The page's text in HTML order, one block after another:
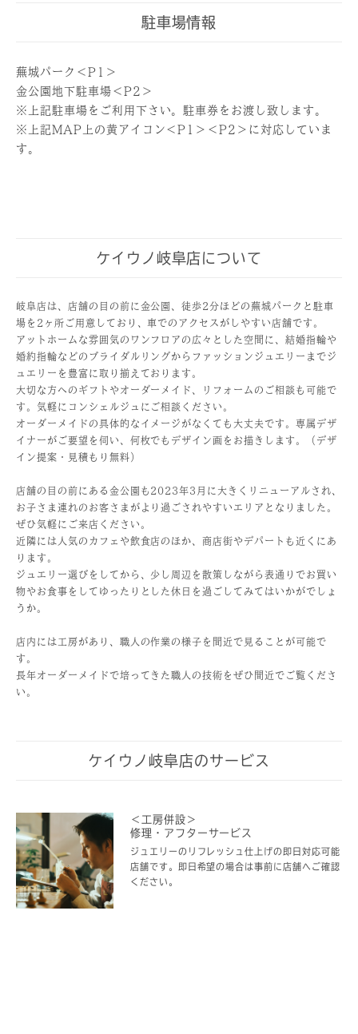
駐車場情報
蕪城パーク＜P1＞
金公園地下駐車場＜P2＞
※上記駐車場をご利用下さい。駐車券をお渡し致します。
※上記MAP上の黄アイコン＜P1＞＜P2＞に対応していま
す。
ケイウノ岐阜店について
岐阜店は、店舗の目の前に金公園、徒歩2分ほどの蕪城パークと駐車
場を2ヶ所ご用意しており、車でのアクセスがしやすい店舗です。
アットホームな雰囲気のワンフロアの広々とした空間に、結婚指輪や
婚約指輪などのブライダルリングからファッションジュエリーまでジ
ュエリーを豊富に取り揃えております。
大切な方へのギフトやオーダーメイド、リフォームのご相談も可能で
す。気軽にコンシェルジュにご相談ください。
オーダーメイドの具体的なイメージがなくても大丈夫です。専属デザ
イナーがご要望を伺い、何枚でもデザイン画をお描きします。（デザ
イン提案・見積もり無料）
店舗の目の前にある金公園も2023年3月に大きくリニューアルされ、
お子さま連れのお客さまがより過ごされやすいエリアとなりました。
ぜひ気軽にご来店ください。
近隣には人気のカフェや飲食店のほか、商店街やデパートも近くにあ
ります。
ジュエリー選びをしてから、少し周辺を散策しながら表通りでお買い
物やお食事をしてゆったりとした休日を過ごしてみてはいかがでしょ
うか。
店内には工房があり、職人の作業の様子を間近で見ることが可能で
す。
長年オーダーメイドで培ってきた職人の技術をぜひ間近でご覧くださ
い。
ケイウノ岐阜店のサービス
＜工房併設＞
修理・アフターサービス
ジュエリーのリフレッシュ仕上げの即日対応可能
店舗です。即日希望の場合は事前に店舗へご確認
ください。